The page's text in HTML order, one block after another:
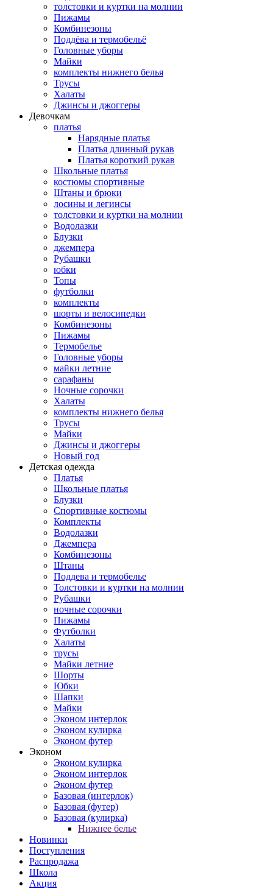
толстовки и куртки на молнии
Пижамы
Комбинезоны
Поддёва и термобельё
Головные уборы
Майки
комплекты нижнего белья
Трусы
Халаты
Джинсы и джоггеры
Девочкам
платья
Нарядные платья
Платья длинный рукав
Платья короткий рукав
Школьные платья
костюмы спортивные
Штаны и брюки
лосины и легинсы
толстовки и куртки на молнии
Водолазки
Блузки
джемпера
Рубашки
юбки
Топы
футболки
комплекты
шорты и велосипедки
Комбинезоны
Пижамы
Термобелье
Головные уборы
майки летние
сарафаны
Ночные сорочки
Халаты
комплекты нижнего белья
Трусы
Майки
Джинсы и джоггеры
Новый год
Детская одежда
Платья
Школьные платья
Блузки
Спортивные костюмы
Комплекты
Водолазки
Джемпера
Комбинезоны
Штаны
Поддева и термобелье
Толстовки и куртки на молнии
Рубашки
ночные сорочки
Пижамы
Футболки
Халаты
трусы
Майки летние
Шорты
Юбки
Шапки
Майки
Эконом интерлок
Эконом кулирка
Эконом футер
Эконом
Эконом кулирка
Эконом интерлок
Эконом футер
Базовая (интерлок)
Базовая (футер)
Базовая (кулирка)
Нижнее белье
Новинки
Поступления
Распродажа
Школа
Акция